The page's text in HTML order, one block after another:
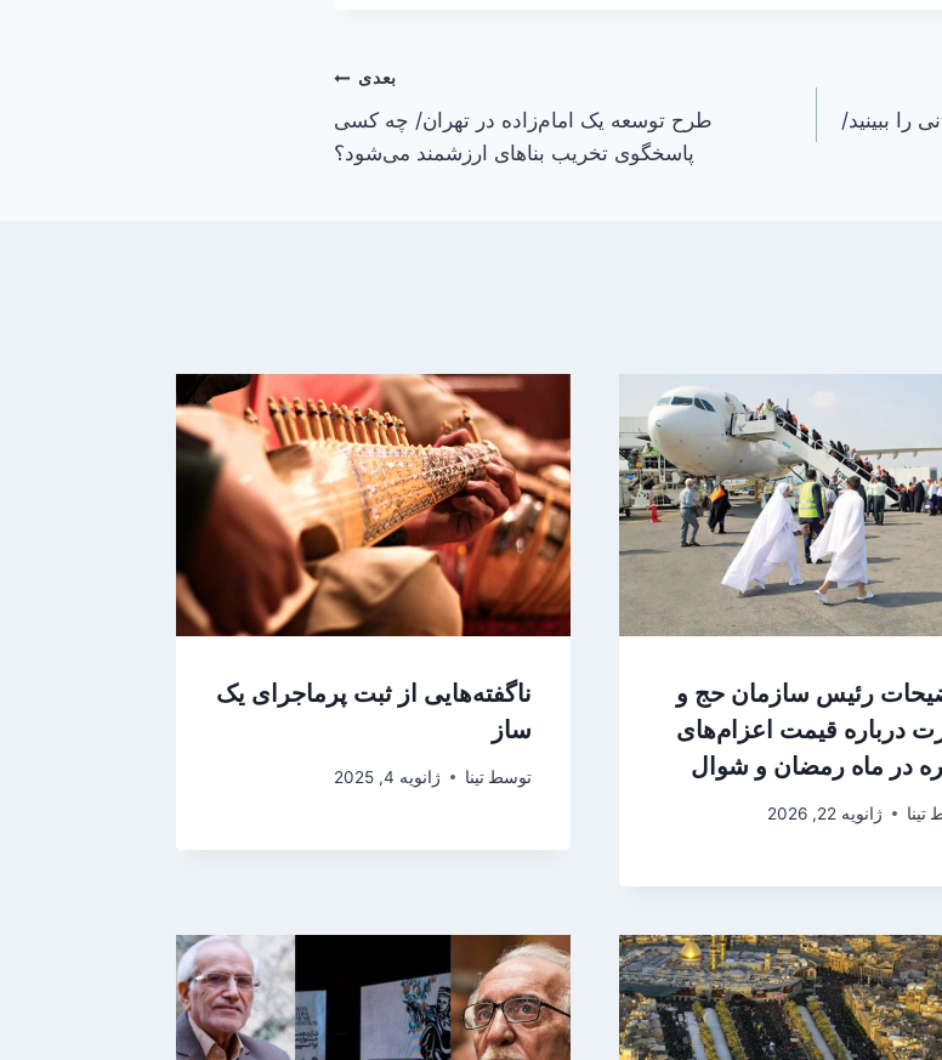
را ببینید/
بعدی
طرح توسعه یک امام‌زاده در تهران/ چه کسی
پاسخگوی تخریب بناهای ارزشمند می‌شود؟
رئیس سازمان حج و
درباره قیمت اعزام‌های
در ماه رمضان و شوال
تینا ژانویه 22, 2026
ناگفته‌هایی از ثبت پرماجرای یک
ساز
توسط تینا ژانویه 4, 2025